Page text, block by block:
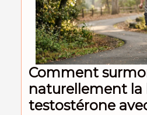
Comment
naturellement la
testostérone